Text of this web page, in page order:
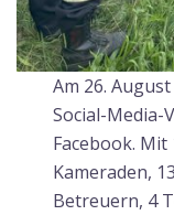
Am 26.
Social-Media-
Facebook.
Kameraden,
Betreuern, 4